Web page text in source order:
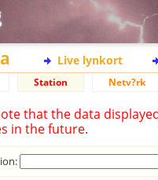
Live lynkort
Station Netv?rk
that the data
in the future.